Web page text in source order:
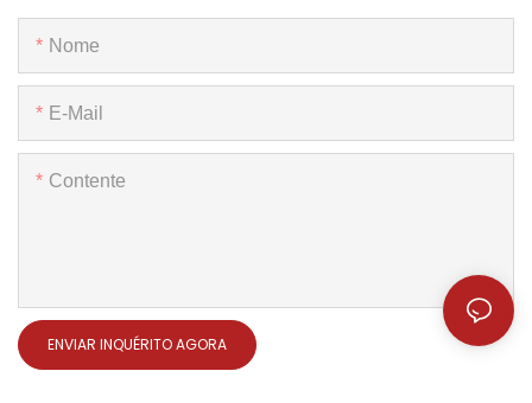
Nome
E-Mail
Contente
ENVIAR INQUÉRITO AGORA